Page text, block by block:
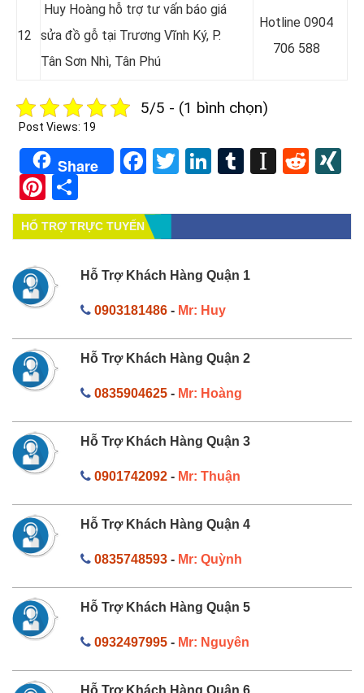
12
Huy Hoàng hỗ trợ tư vấn báo giá
sửa đồ gỗ tại Trương Vĩnh Ký, P.
Tân Sơn Nhì, Tân Phú
Hotline 0904
706 588
5/5 - (1 bình chọn)
Post Views: 19
Share Facebook
TwitterLinkedIn
Tumblr
Pinterest
HỔ TRỢ TRỰC TUYẾN
Hỗ Trợ Khách Hàng Quận 1
0903181486- Mr: Huy
Hỗ Trợ Khách Hàng Quận 2
0835904625- Mr: Hoàng
Hỗ Trợ Khách Hàng Quận 3
0901742092- Mr: Thuận
Hỗ Trợ Khách Hàng Quận 4
0835748593- Mr: Quỳnh
Hỗ Trợ Khách Hàng Quận 5
0932497995- Mr: Nguyên
Hỗ Trợ Khách Hàng Quận 6